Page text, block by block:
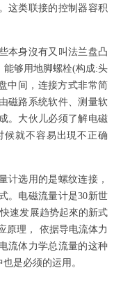
这类联接的控制器容积
身沒有又叫法兰盘凸
能够用地脚螺栓(构成:头
中间，连接方式非常简
磁路系统软件、测量软
。大伙儿必须了解电磁
候就不容易出現不正确
选用的是螺纹连接，
。电磁流量计是30新世
速发展趋势起來的新式
原理， 依据导电流体力
流体力学总流量的这种
是必须的运用。